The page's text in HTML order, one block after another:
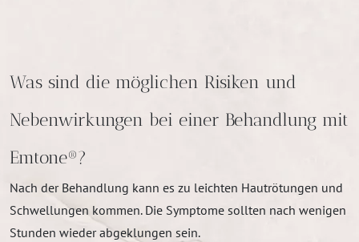
Was sind die möglichen Risiken und
Nebenwirkungen bei einer Behandlung mit
Emtone®?
Nach der Behandlung kann es zu leichten Hautrötungen und
Schwellungen kommen. Die Symptome sollten nach wenigen
Stunden wieder abgeklungen sein.